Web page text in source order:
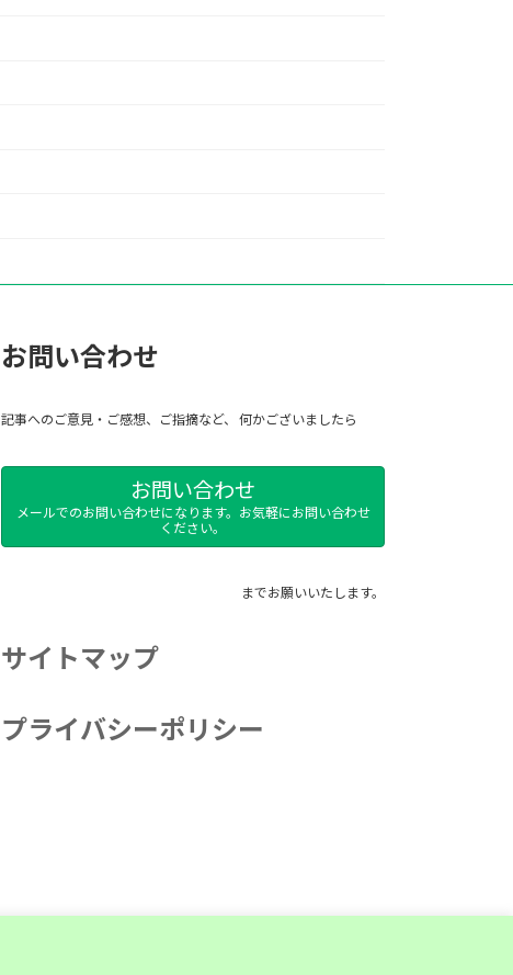
お問い合わせ
記事へのご意見・ご感想、ご指摘など、 何かございましたら
お問い合わせ
メールでのお問い合わせになります。お気軽にお問い合わせ
ください。
までお願いいたします。
サイトマップ
プライバシーポリシー